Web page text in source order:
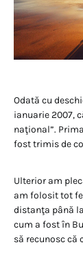
Odată cu
ianuarie 2007,
naţional”.
fost trimis de
Ulterior am
am folosit tot
distanţa până
cum a fost în
să recunosc